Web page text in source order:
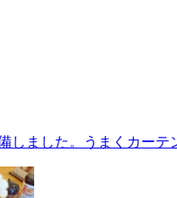
しました。うまくカーテ